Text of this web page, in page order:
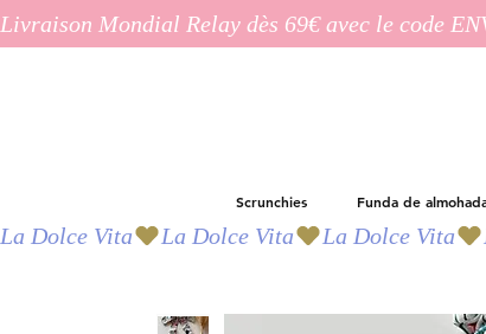
Livraison Mondial Relay dès 69€ avec le code
Scrunchies Funda de
La Dolce Vita